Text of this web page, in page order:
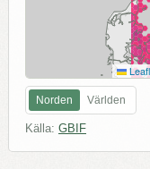
Norden Världen
Källa: GBIF